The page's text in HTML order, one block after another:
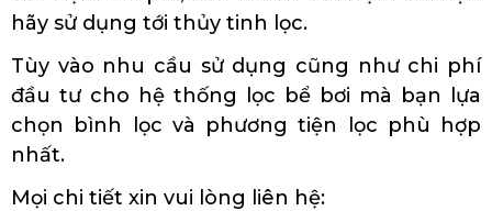
hãy sử dụng tới thủy tinh lọc.
Tùy vào nhu cầu sử dụng cũng như chi phí
đầu tư cho hệ thống lọc bể bơi mà bạn lựa
chọn bình lọc và phương tiện lọc phù hợp
nhất.
Mọi chi tiết xin vui lòng liên hệ: